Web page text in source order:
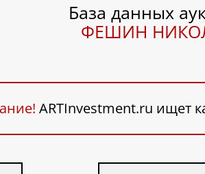
База данных
ФЕШИН
ARTInvestment.ru ищет